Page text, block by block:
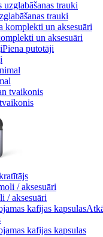
trauki
un aksesuāri
Piena putotāji
/ aksesuāri